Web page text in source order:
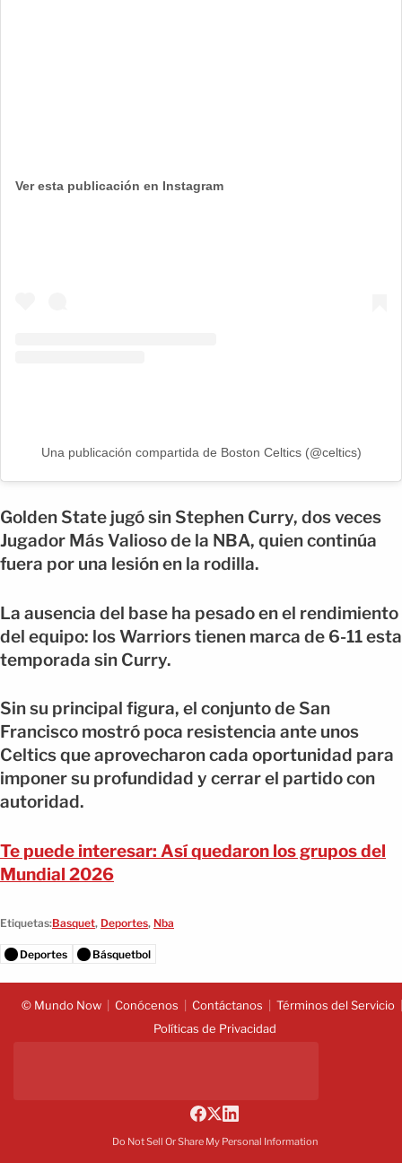
Ver esta publicación en Instagram
Una publicación compartida de Boston Celtics (@celtics)
Golden State jugó sin Stephen Curry, dos veces
Jugador Más Valioso de la NBA, quien continúa
fuera por una lesión en la rodilla.
La ausencia del base ha pesado en el rendimiento
del equipo: los Warriors tienen marca de 6-11 esta
temporada sin Curry.
Sin su principal figura, el conjunto de San
Francisco mostró poca resistencia ante unos
Celtics que aprovecharon cada oportunidad para
imponer su profundidad y cerrar el partido con
autoridad.
Te puede interesar: Así quedaron los grupos del
Mundial 2026
Etiquetas:Basquet, Deportes, Nba
Deportes Básquetbol
© Mundo Now Conócenos Contáctanos
Términos del Servicio
Políticas de Privacidad
Do Not Sell Or Share My Personal Information